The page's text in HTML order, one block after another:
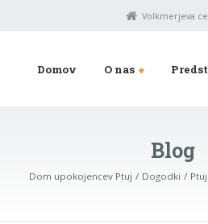
Volkmerjeva
Domov O nas
Blog
Dom upokojencev Ptuj Dogodki Ptuj